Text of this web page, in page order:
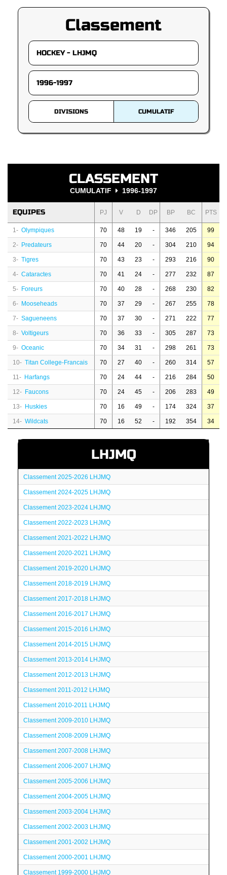
Classement
DIVISIONS CUMULATIF
CLASSEMENT
CUMULATIF 1996-1997
EQUIPES PJ V D DP BP BC PTS
1- Olympiques 70 48 19 - 346 205 99
2- Predateurs 70 44 20 - 304 210 94
3- Tigres 70 43 23 - 293 216 90
4- Cataractes 70 41 24 - 277 232 87
5- Foreurs 70 40 28 - 268 230 82
6- Mooseheads 70 37 29 - 267 255 78
7- Sagueneens 70 37 30 - 271 222 77
8- Voltigeurs 70 36 33 - 305 287 73
9- Oceanic 70 34 31 - 298 261 73
10- Titan College-Francais 70 27 40 - 260 314 57
11- Harfangs 70 24 44 - 216 284 50
12- Faucons 70 24 45 - 206 283 49
13- Huskies 70 16 49 - 174 324 37
14- Wildcats 70 16 52 - 192 354 34
LHJMQ
Classement 2025-2026 LHJMQ
Classement 2024-2025 LHJMQ
Classement 2023-2024 LHJMQ
Classement 2022-2023 LHJMQ
Classement 2021-2022 LHJMQ
Classement 2020-2021 LHJMQ
Classement 2019-2020 LHJMQ
Classement 2018-2019 LHJMQ
Classement 2017-2018 LHJMQ
Classement 2016-2017 LHJMQ
Classement 2015-2016 LHJMQ
Classement 2014-2015 LHJMQ
Classement 2013-2014 LHJMQ
Classement 2012-2013 LHJMQ
Classement 2011-2012 LHJMQ
Classement 2010-2011 LHJMQ
Classement 2009-2010 LHJMQ
Classement 2008-2009 LHJMQ
Classement 2007-2008 LHJMQ
Classement 2006-2007 LHJMQ
Classement 2005-2006 LHJMQ
Classement 2004-2005 LHJMQ
Classement 2003-2004 LHJMQ
Classement 2002-2003 LHJMQ
Classement 2001-2002 LHJMQ
Classement 2000-2001 LHJMQ
Classement 1999-2000 LHJMQ